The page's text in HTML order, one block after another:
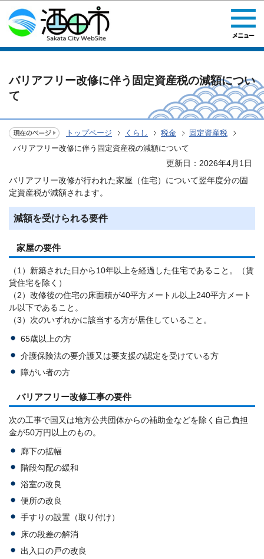
このページの本文へ移動
バリアフリー改修に伴う固定資産税の減額につい
て
トップページ くらし 税金
固定資産税
バリアフリー改修に伴う固定資産税の減額について
更新日：2026年4月1日
バリアフリー改修が行われた家屋（住宅）について翌年度分の固
定資産税が減額されます。
減額を受けられる要件
家屋の要件
（1）新築された日から10年以上を経過した住宅であること。（賃
貸住宅を除く）
（2）改修後の住宅の床面積が40平方メートル以上240平方メート
ル以下であること。
（3）次のいずれかに該当する方が居住していること。
65歳以上の方
介護保険法の要介護又は要支援の認定を受けている方
障がい者の方
バリアフリー改修工事の要件
次の工事で国又は地方公共団体からの補助金などを除く自己負担
金が50万円以上のもの。
廊下の拡幅
階段勾配の緩和
浴室の改良
便所の改良
手すりの設置（取り付け）
床の段差の解消
出入口の戸の改良